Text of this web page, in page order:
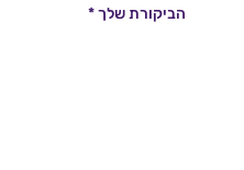
הביקורת שלך*